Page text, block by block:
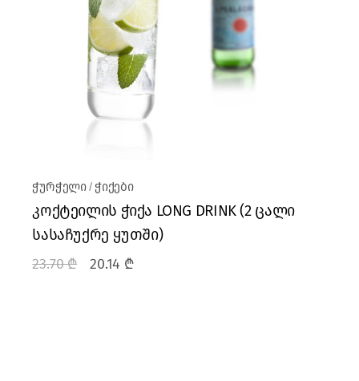
ჭურჭელი ჭიქები
კოქტეილის ჭიქა LONG DRINK (2 ცალი
სასაჩუქრე ყუთში)
23.70₾ 20.14 ₾